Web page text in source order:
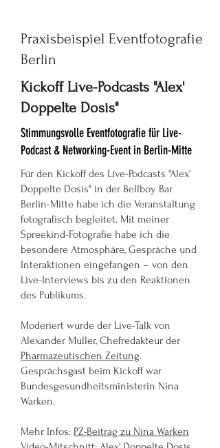
Praxisbeispiel Eventfotografie
Berlin
Kickoff Live-Podcasts "Alex'
Doppelte Dosis"
Stimmungsvolle Eventfotografie für Live-
Podcast & Networking-Event in Berlin-Mitte
Für den Kickoff des Live-Podcasts "Alex'
Doppelte Dosis" in der Bellboy Bar
Berlin-Mitte habe ich die Veranstaltung
fotografisch begleitet. Mit meiner
Spreekind-Fotografie habe ich die
besondere Atmosphäre, Gespräche und
Interaktionen eingefangen – von den
Live-Interviews bis zu den Reaktionen
des Publikums.
Moderiert wurde der Live-Talk von
Alexander Müller, Chefredakteur der
Pharmazeutischen Zeitung.
Gesprächsgast beim Kickoff war
Bundesgesundheitsministerin Nina
Warken.
Mehr Infos: PZ-Beitrag zu Nina Warken